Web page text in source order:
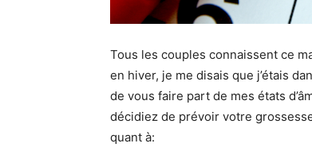
Tous les couples connaissent ce
en hiver, je me disais que j’étais
de vous faire part de mes états
décidiez de prévoir votre
quant à: